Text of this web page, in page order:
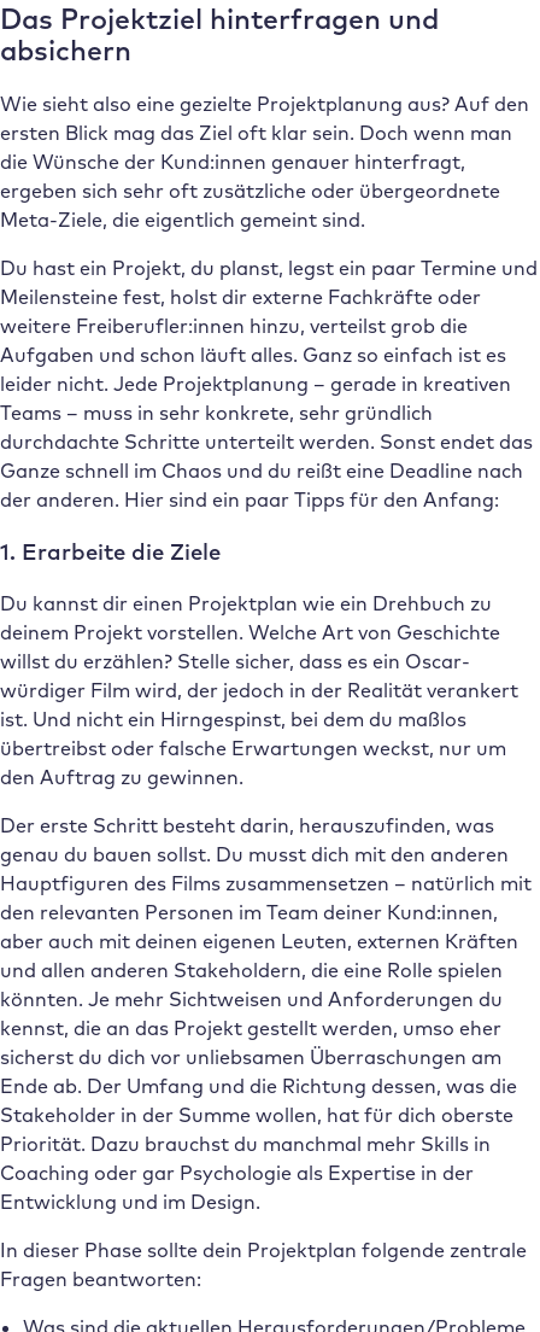
Das Projektziel hinterfragen und
absichern
Wie sieht also eine gezielte Projektplanung aus? Auf den
ersten Blick mag das Ziel oft klar sein. Doch wenn man
die Wünsche der Kund:innen genauer hinterfragt,
ergeben sich sehr oft zusätzliche oder übergeordnete
Meta-Ziele, die eigentlich gemeint sind.
Du hast ein Projekt, du planst, legst ein paar Termine und
Meilensteine fest, holst dir externe Fachkräfte oder
weitere Freiberufler:innen hinzu, verteilst grob die
Aufgaben und schon läuft alles. Ganz so einfach ist es
leider nicht. Jede Projektplanung – gerade in kreativen
Teams – muss in sehr konkrete, sehr gründlich
durchdachte Schritte unterteilt werden. Sonst endet das
Ganze schnell im Chaos und du reißt eine Deadline nach
der anderen. Hier sind ein paar Tipps für den Anfang:
1. Erarbeite die Ziele
Du kannst dir einen Projektplan wie ein Drehbuch zu
deinem Projekt vorstellen. Welche Art von Geschichte
willst du erzählen? Stelle sicher, dass es ein Oscar-
würdiger Film wird, der jedoch in der Realität verankert
ist. Und nicht ein Hirngespinst, bei dem du maßlos
übertreibst oder falsche Erwartungen weckst, nur um
den Auftrag zu gewinnen.
Der erste Schritt besteht darin, herauszufinden, was
genau du bauen sollst. Du musst dich mit den anderen
Hauptfiguren des Films zusammensetzen – natürlich mit
den relevanten Personen im Team deiner Kund:innen,
aber auch mit deinen eigenen Leuten, externen Kräften
und allen anderen Stakeholdern, die eine Rolle spielen
könnten. Je mehr Sichtweisen und Anforderungen du
kennst, die an das Projekt gestellt werden, umso eher
sicherst du dich vor unliebsamen Überraschungen am
Ende ab. Der Umfang und die Richtung dessen, was die
Stakeholder in der Summe wollen, hat für dich oberste
Priorität. Dazu brauchst du manchmal mehr Skills in
Coaching oder gar Psychologie als Expertise in der
Entwicklung und im Design.
In dieser Phase sollte dein Projektplan folgende zentrale
Fragen beantworten: